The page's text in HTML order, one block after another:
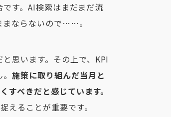
す。AI検索はまだまだ流
まならないので……。
思います。その上で、KPI
施策に取り組んだ当月と
べきだと感じています。
えることが重要です。